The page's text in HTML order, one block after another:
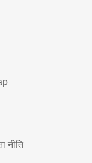
नीति